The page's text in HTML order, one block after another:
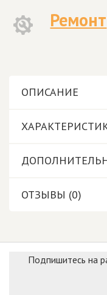
Ремонт
ОПИСАНИЕ
ОТЗЫВЫ (0)
Подпишитесь на